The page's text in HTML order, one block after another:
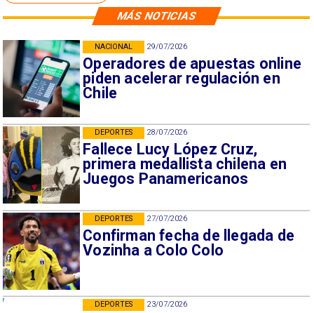
MÁS NOTICIAS
29/07/2026
Operadores de apuestas online
piden acelerar regulación en
Chile
NACIONAL
28/07/2026
Fallece Lucy López Cruz,
primera medallista chilena en
Juegos Panamericanos
DEPORTES
27/07/2026
Confirman fecha de llegada de
Vozinha a Colo Colo
DEPORTES
23/07/2026
DEPORTES